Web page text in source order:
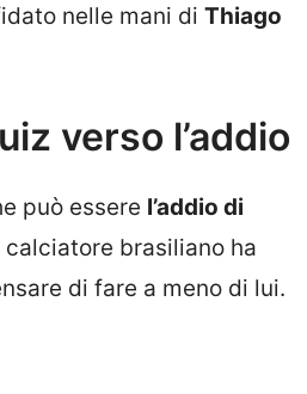
nelle mani di Thiago
verso l’addio
può essere l’addio di
calciatore brasiliano ha
di fare a meno di lui.